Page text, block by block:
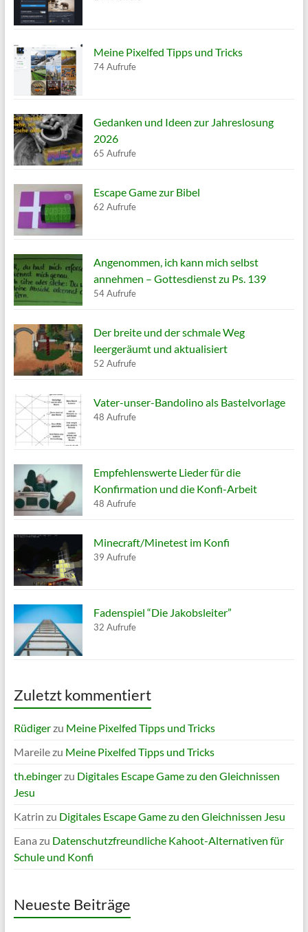
Meine Pixelfed Tipps und Tricks
74 Aufrufe
Gedanken und Ideen zur Jahreslosung
2026
65 Aufrufe
Escape Game zur Bibel
62 Aufrufe
Angenommen, ich kann mich selbst
annehmen – Gottesdienst zu Ps. 139
54 Aufrufe
Der breite und der schmale Weg
leergeräumt und aktualisiert
52 Aufrufe
Vater-unser-Bandolino als Bastelvorlage
48 Aufrufe
Empfehlenswerte Lieder für die
Konfirmation und die Konfi-Arbeit
48 Aufrufe
Minecraft/Minetest im Konfi
39 Aufrufe
Fadenspiel “Die Jakobsleiter”
32 Aufrufe
Zuletzt kommentiert
Rüdigerzu Meine Pixelfed Tipps und Tricks
Mareilezu Meine Pixelfed Tipps und Tricks
th.ebingerzu Digitales Escape Game zu den Gleichnissen
Jesu
Katrin zu Digitales Escape Game zu den Gleichnissen Jesu
Eana zu Datenschutzfreundliche Kahoot-Alternativen für
Schule und Konfi
Neueste Beiträge